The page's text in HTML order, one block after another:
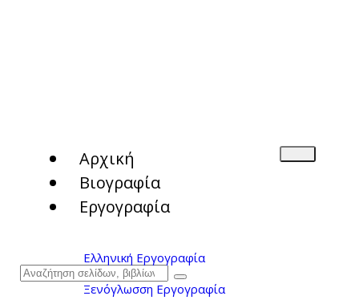
Αρχική
Βιογραφία
Εργογραφία
Ελληνική Εργογραφία
Ξενόγλωσση Εργογραφία